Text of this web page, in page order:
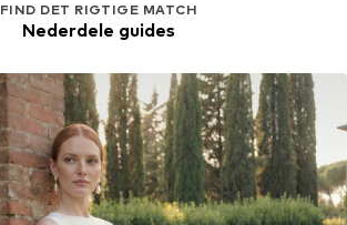
FIND DET RIGTIGE MATCH
Nederdele guides